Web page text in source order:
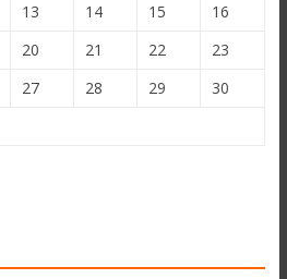
13 14 15
16
20 21 22
23
27 28 29
30